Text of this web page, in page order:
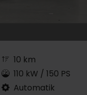
10 km
110 kW / 150 PS
Automatik